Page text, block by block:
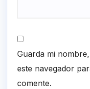
Guarda mi
este navegador
comente.